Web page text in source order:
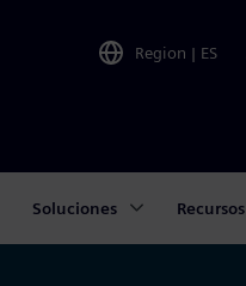
Region | ES
Soluciones Recursos